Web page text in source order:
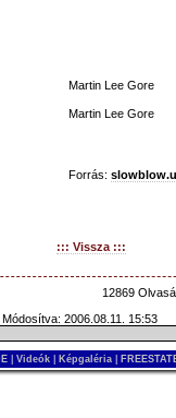
Martin Lee Gore
Martin Lee Gore
Forrás:
::: Vissza :::
12869
Módosítva: 2006.08.11. 15:53
Videók Képgaléria